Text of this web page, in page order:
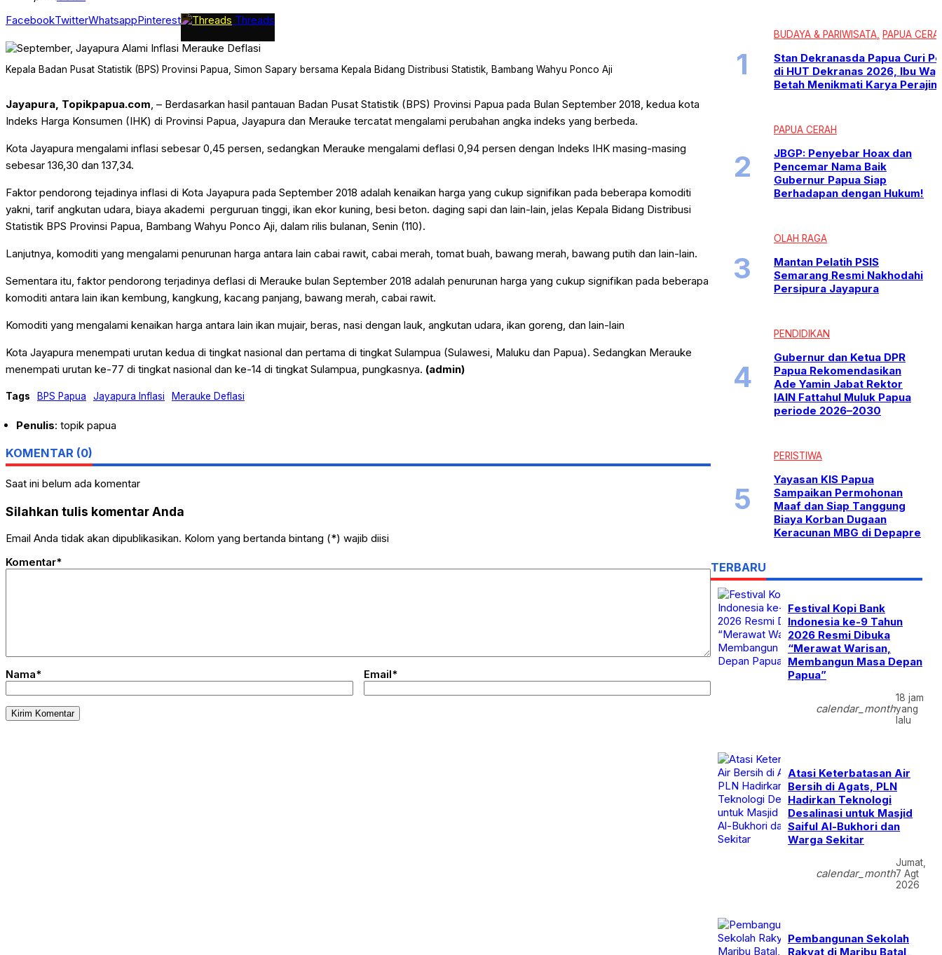
FacebookTwitterWhatsappPinterest Threads
Kepala Badan Pusat Statistik (BPS) Provinsi Papua, Simon Sapary bersama Kepala Bidang Distribusi Statistik, Bambang Wahyu Ponco Aji
Jayapura, Topikpapua.com, – Berdasarkan hasil pantauan Badan Pusat Statistik (BPS) Provinsi Papua pada Bulan September 2018, kedua kota
Indeks Harga Konsumen (IHK) di Provinsi Papua, Jayapura dan Merauke tercatat mengalami perubahan angka indeks yang berbeda.
Kota Jayapura mengalami inflasi sebesar 0,45 persen, sedangkan Merauke mengalami deflasi 0,94 persen dengan Indeks IHK masing-masing
sebesar 136,30 dan 137,34.
Faktor pendorong tejadinya inflasi di Kota Jayapura pada September 2018 adalah kenaikan harga yang cukup signifikan pada beberapa komoditi
yakni, tarif angkutan udara, biaya akademi perguruan tinggi, ikan ekor kuning, besi beton. daging sapi dan lain-lain, jelas Kepala Bidang Distribusi
Statistik BPS Provinsi Papua, Bambang Wahyu Ponco Aji, dalam rilis bulanan, Senin (110).
Lanjutnya, komoditi yang mengalami penurunan harga antara lain cabai rawit, cabai merah, tomat buah, bawang merah, bawang putih dan lain-lain.
Sementara itu, faktor pendorong terjadinya deflasi di Merauke bulan September 2018 adalah penurunan harga yang cukup signifikan pada beberapa
komoditi antara lain ikan kembung, kangkung, kacang panjang, bawang merah, cabai rawit.
Komoditi yang mengalami kenaikan harga antara lain ikan mujair, beras, nasi dengan lauk, angkutan udara, ikan goreng, dan lain-lain
Kota Jayapura menempati urutan kedua di tingkat nasional dan pertama di tingkat Sulampua (Sulawesi, Maluku dan Papua). Sedangkan Merauke
menempati urutan ke-77 di tingkat nasional dan ke-14 di tingkat Sulampua, pungkasnya. (admin)
Tags BPS Papua Jayapura Inflasi Merauke Deflasi
Penulis: topik papua
KOMENTAR (0)
Saat ini belum ada komentar
Silahkan tulis komentar Anda
Email Anda tidak akan dipublikasikan. Kolom yang bertanda bintang (*) wajib diisi
Komentar*
Nama* Email*
BUDAYA & PARIWISATA PAPUA
Stan Dekranasda Papua Curi
di HUT Dekranas 2026, Ibu
Betah Menikmati Karya Perajin
PAPUA CERAH
JBGP: Penyebar Hoax dan
Pencemar Nama Baik
Gubernur Papua Siap
Berhadapan dengan Hukum!
OLAH RAGA
Mantan Pelatih PSIS
Semarang Resmi Nakhodahi
Persipura Jayapura
PENDIDIKAN
Gubernur dan Ketua DPR
Papua Rekomendasikan
Ade Yamin Jabat Rektor
IAIN Fattahul Muluk Papua
periode 2026–2030
PERISTIWA
Yayasan KIS Papua
Sampaikan Permohonan
Maaf dan Siap Tanggung
Biaya Korban Dugaan
Keracunan MBG di Depapre
TERBARU
Festival Kopi Bank
Indonesia ke-9 Tahun
2026 Resmi Dibuka
“Merawat Warisan,
Membangun Masa Depan
Papua”
calendar_month
18 jam
yang
lalu
Atasi Keterbatasan Air
Bersih di Agats, PLN
Hadirkan Teknologi
Desalinasi untuk Masjid
Saiful Al-Bukhori dan
Warga Sekitar
calendar_month
Jumat,
7 Agt
2026
Pembangunan Sekolah
Rakyat di Maribu Batal,